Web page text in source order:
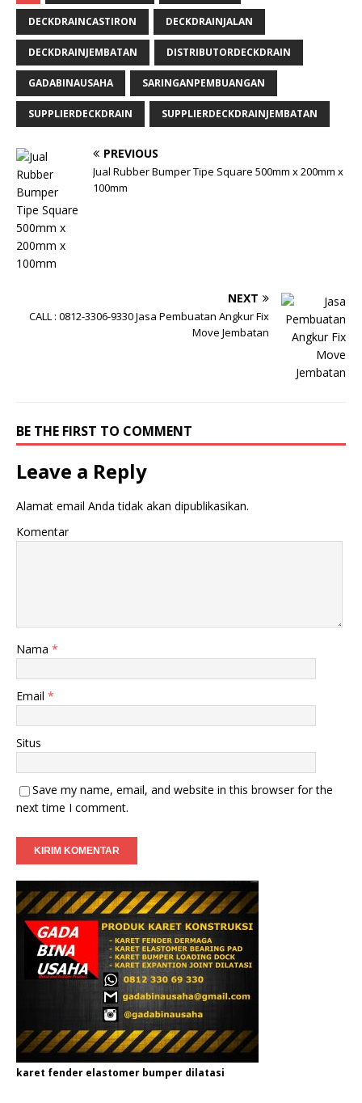
DECKDRAINCASTIRON DECKDRAINJALAN
DECKDRAINJEMBATAN DISTRIBUTORDECKDRAIN
GADABINAUSAHA SARINGANPEMBUANGAN
SUPPLIERDECKDRAIN SUPPLIERDECKDRAINJEMBATAN
PREVIOUS
Jual Rubber Bumper Tipe Square 500mm x 200mm x
100mm
NEXT
CALL : 0812-3306-9330 Jasa Pembuatan Angkur Fix
Move Jembatan
BE THE FIRST TO COMMENT
Leave a Reply
Alamat email Anda tidak akan dipublikasikan.
Komentar
Nama *
Email *
Situs
Save my name, email, and website in this browser for the
next time I comment.
karet fender elastomer bumper dilatasi